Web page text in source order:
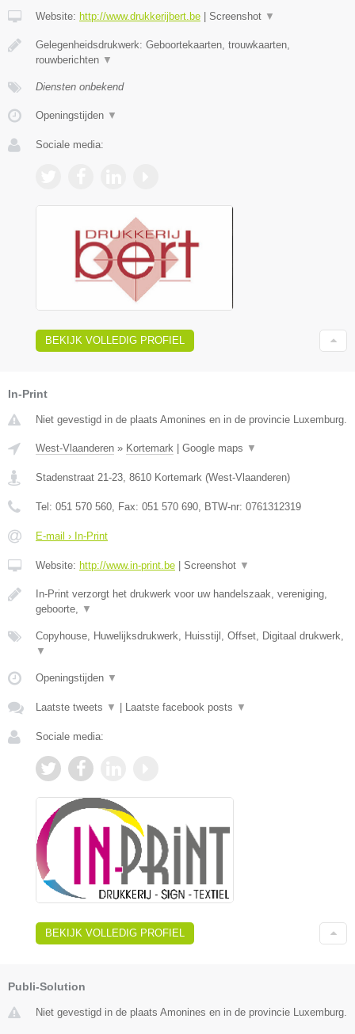
Website: http://www.drukkerijbert.be Screenshot ▼
Gelegenheidsdrukwerk: Geboortekaarten, trouwkaarten,
rouwberichten ▼
Diensten onbekend
Openingstijden ▼
Sociale media:
BEKIJK VOLLEDIG PROFIEL
In-Print
Niet gevestigd in de plaats Amonines en in de provincie Luxemburg.
West-Vlaanderen » Kortemark Google maps ▼
Stadenstraat 21-23, 8610 Kortemark (West-Vlaanderen)
Tel: 051 570 560, Fax: 051 570 690, BTW-nr: 0761312319
E-mail › In-Print
Website: http://www.in-print.be Screenshot ▼
In-Print verzorgt het drukwerk voor uw handelszaak, vereniging,
geboorte, ▼
Copyhouse, Huwelijksdrukwerk, Huisstijl, Offset, Digitaal drukwerk,
▼
Openingstijden ▼
Laatste tweets ▼ Laatste facebook posts ▼
Sociale media:
BEKIJK VOLLEDIG PROFIEL
Publi-Solution
Niet gevestigd in de plaats Amonines en in de provincie Luxemburg.